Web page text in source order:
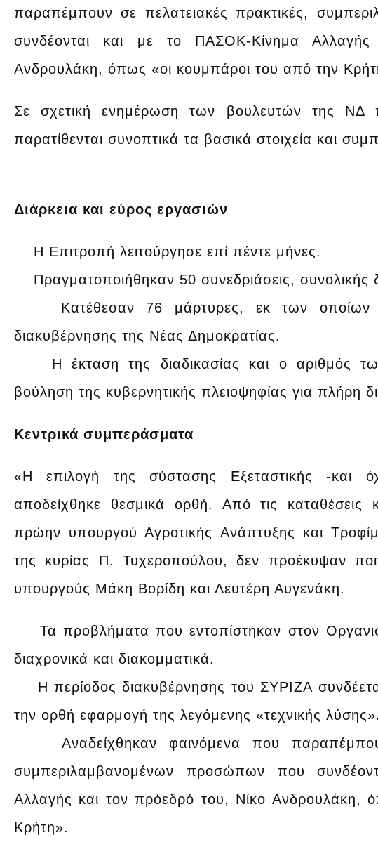
παραπέμπουν σε πελατειακές πρακτικές,
συνδέονται και με το ΠΑΣΟΚ-Κίνημα
Ανδρουλάκη, όπως «οι κουμπάροι του από την
Σε σχετική ενημέρωση των βουλευτών της ΝΔ
παρατίθενται συνοπτικά τα βασικά στοιχεία και
Διάρκεια και εύρος εργασιών
Η Επιτροπή λειτούργησε επί πέντε μήνες.
Πραγματοποιήθηκαν 50 συνεδριάσεις, συνολικής
Κατέθεσαν 76 μάρτυρες, εκ των οποίων
διακυβέρνησης της Νέας Δημοκρατίας.
Η έκταση της διαδικασίας και ο αριθμός
βούληση της κυβερνητικής πλειοψηφίας για πλήρη
Κεντρικά συμπεράσματα
«Η επιλογή της σύστασης Εξεταστικής -και
αποδείχθηκε θεσμικά ορθή. Από τις
πρώην υπουργού Αγροτικής Ανάπτυξης και
της κυρίας Π. Τυχεροπούλου, δεν προέκυψαν
υπουργούς Μάκη Βορίδη και Λευτέρη Αυγενάκη.
Τα προβλήματα που εντοπίστηκαν στον
διαχρονικά και διακομματικά.
Η περίοδος διακυβέρνησης του ΣΥΡΙΖΑ
την ορθή εφαρμογή της λεγόμενης «τεχνικής λύσης».
Αναδείχθηκαν φαινόμενα που παραπέμπουν
συμπεριλαμβανομένων προσώπων που
Αλλαγής και τον πρόεδρό του, Νίκο Ανδρουλάκη,
Κρήτη».